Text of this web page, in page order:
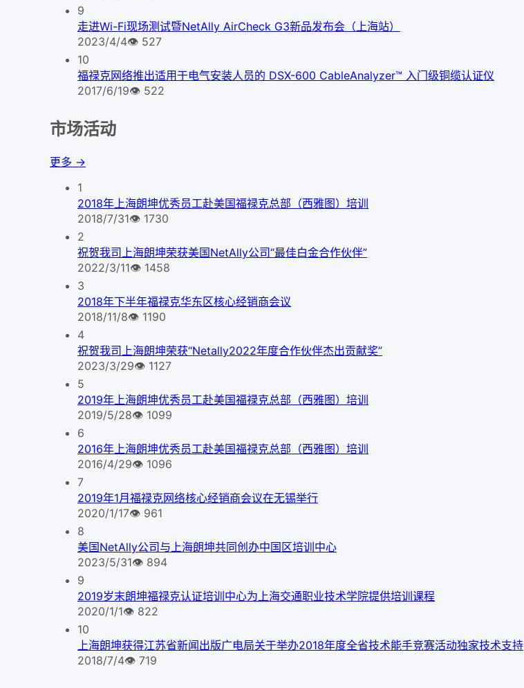
9
走进Wi-Fi现场测试暨NetAlly AirCheck G3新品发布会（上海站）
2023/4/4👁 527
10
福禄克网络推出适用于电气安装人员的 DSX-600 CableAnalyzer™ 入门级铜缆认证仪
2017/6/19👁 522
市场活动
更多 →
1
2018年上海朗坤优秀员工赴美国福禄克总部（西雅图）培训
2018/7/31👁 1730
2
祝贺我司上海朗坤荣获美国NetAlly公司“最佳白金合作伙伴”
2022/3/11👁 1458
3
2018年下半年福禄克华东区核心经销商会议
2018/11/8👁 1190
4
祝贺我司上海朗坤荣获“Netally2022年度合作伙伴杰出贡献奖”
2023/3/29👁 1127
5
2019年上海朗坤优秀员工赴美国福禄克总部（西雅图）培训
2019/5/28👁 1099
6
2016年上海朗坤优秀员工赴美国福禄克总部（西雅图）培训
2016/4/29👁 1096
7
2019年1月福禄克网络核心经销商会议在无锡举行
2020/1/17👁 961
8
美国NetAlly公司与上海朗坤共同创办中国区培训中心
2023/5/31👁 894
9
2019岁末朗坤福禄克认证培训中心为上海交通职业技术学院提供培训课程
2020/1/1👁 822
10
上海朗坤获得江苏省新闻出版广电局关于举办2018年度全省技术能手竞赛活动独家技术支持
2018/7/4👁 719